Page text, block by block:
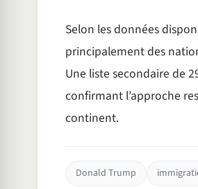
Selon les données
principalement des
Une liste secondaire de
confirmant l’approche
continent.
Donald Trump